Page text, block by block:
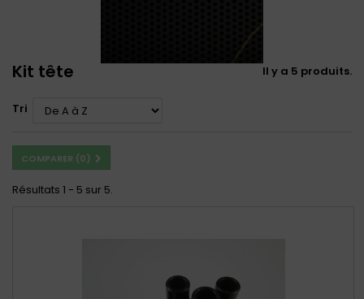
Kit tête Il y a 5 produits.
Tri
COMPARER (0)
Résultats 1 - 5 sur 5.